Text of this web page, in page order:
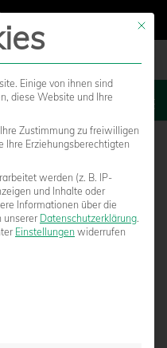
PFEIFT
Mit
Einige von ihnen sind
diese Website und Ihre
Zustimmung zu freiwilligen
Ihre Erziehungsberechtigten
werden (z. B. IP-
und Inhalte oder
Informationen über die
unserer Datenschutzerklärung.
Einstellungen widerrufen
für die eine